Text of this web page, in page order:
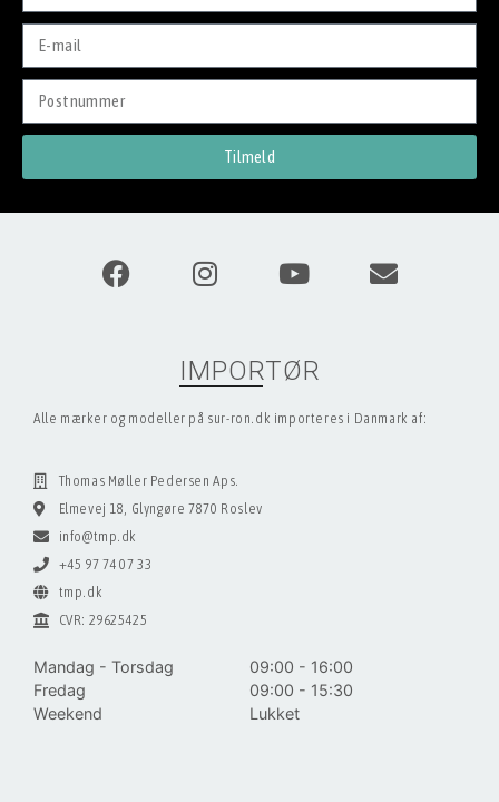
Tilmeld
IMPORTØR
Alle mærker og modeller på sur-ron.dk importeres i Danmark af:
Thomas Møller Pedersen Aps.
Elmevej 18, Glyngøre 7870 Roslev
info@tmp.dk
+45 97 74 07 33
tmp.dk
CVR: 29625425
Mandag - Torsdag
09:00 - 16:00
Fredag
09:00 - 15:30
Weekend
Lukket